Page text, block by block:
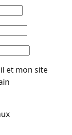
et mon site